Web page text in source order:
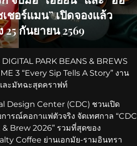
ชอร์แมน” เปิดจองแล้ว
25 กันยายน 2569
DIGITAL PARK BEANS & BREWS
3 “Every Sip Tells A Story” งาน
ละมัทฉะสุดคราฟท์
Design Center (CDC) ชวนเปิด
ารณ์คอกาแฟตัวจริง จัดเทศกาล “CDC
& Brew 2026” รวมที่สุดของ
Coffee ย่านเอกมัย-รามอินทรา